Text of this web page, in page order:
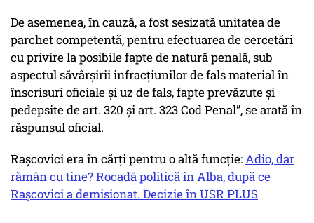
De asemenea, în cauză, a fost sesizată unitatea de
parchet competentă, pentru efectuarea de cercetări
cu privire la posibile fapte de natură penală, sub
aspectul săvârșirii infracțiunilor de fals material în
înscrisuri oficiale și uz de fals, fapte prevăzute și
pedepsite de art. 320 și art. 323 Cod Penal”, se arată în
răspunsul oficial.
Rașcovici era în cărți pentru o altă funcție:Adio, dar
rămân cu tine? Rocadă politică în Alba, după ce
Rașcovici a demisionat. Decizie în USR PLUS